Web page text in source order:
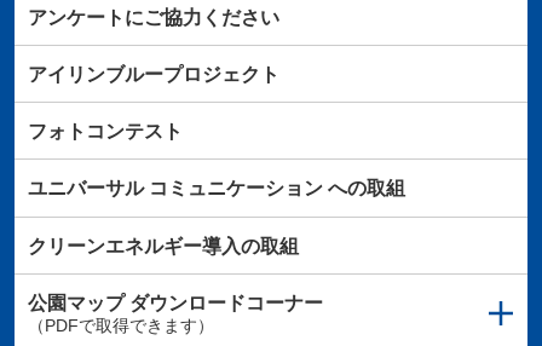
アンケートにご協力ください
アイリンブループロジェクト
フォトコンテスト
ユニバーサルコミュニケーションへの取組
クリーンエネルギー導入の取組
公園マップダウンロードコーナー
（PDFで取得できます）